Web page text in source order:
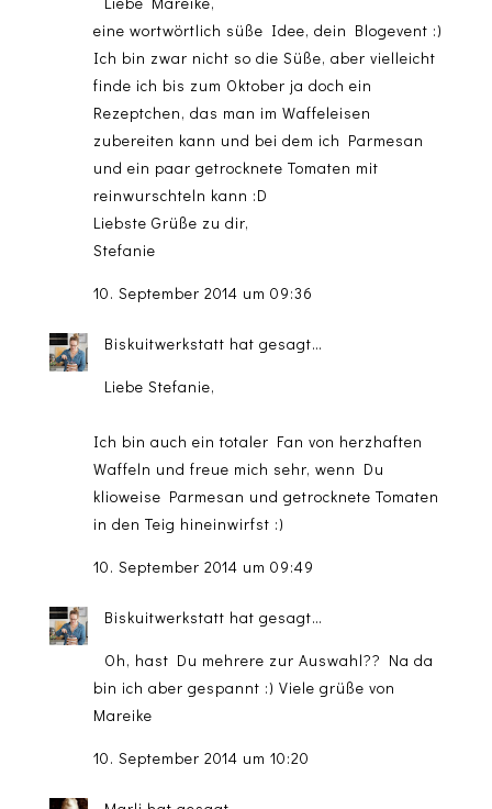
eine wortwörtlich süße Idee, dein Blogevent :)
Ich bin zwar nicht so die Süße, aber vielleicht
finde ich bis zum Oktober ja doch ein
Rezeptchen, das man im Waffeleisen
zubereiten kann und bei dem ich Parmesan
und ein paar getrocknete Tomaten mit
reinwurschteln kann :D
Liebste Grüße zu dir,
Stefanie
10. September 2014 um 09:36
Biskuitwerkstatt hat gesagt…
Liebe Stefanie,
Ich bin auch ein totaler Fan von herzhaften
Waffeln und freue mich sehr, wenn Du
klioweise Parmesan und getrocknete Tomaten
in den Teig hineinwirfst :)
10. September 2014 um 09:49
Biskuitwerkstatt hat gesagt…
Oh, hast Du mehrere zur Auswahl?? Na da
bin ich aber gespannt :) Viele grüße von
Mareike
10. September 2014 um 10:20